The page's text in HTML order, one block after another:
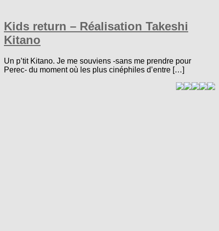
Kids return – Réalisation Takeshi
Kitano
Un p’tit Kitano. Je me souviens -sans me prendre pour
Perec- du moment où les plus cinéphiles d’entre […]